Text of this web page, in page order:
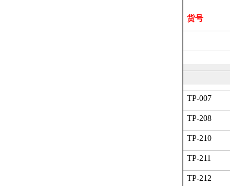
货号
TP-007
TP-208
TP-210
TP-211
TP-212